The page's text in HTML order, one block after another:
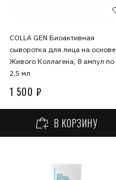
COLLA GEN Биоактивная
сыворотка для лица на основе
Живого Коллагена, 8 ампул по
2,5 мл
1 500 ₽
В КОРЗИНУ